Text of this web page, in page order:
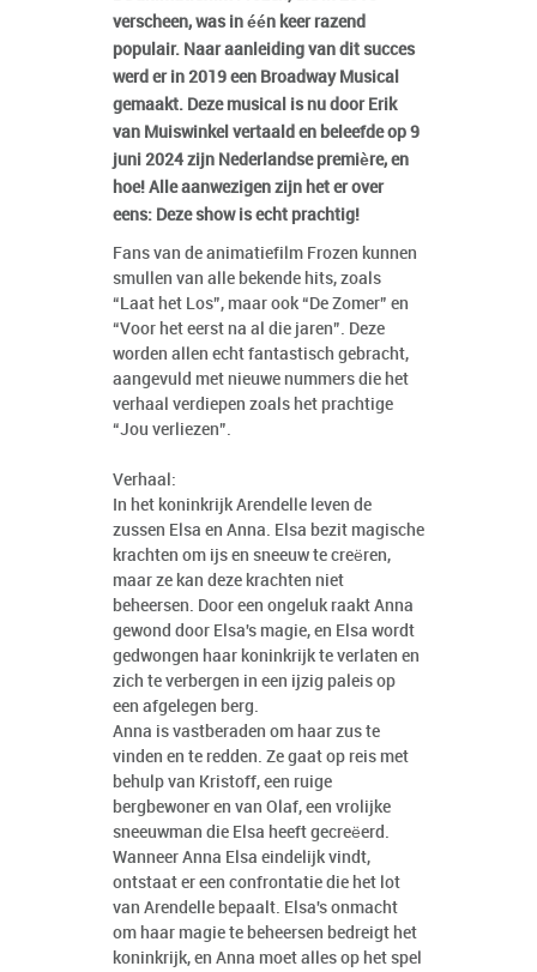
verscheen, was in één keer razend
populair. Naar aanleiding van dit succes
werd er in 2019 een Broadway Musical
gemaakt. Deze musical is nu door Erik
van Muiswinkel vertaald en beleefde op 9
juni 2024 zijn Nederlandse première, en
hoe! Alle aanwezigen zijn het er over
eens: Deze show is echt prachtig!
Fans van de animatiefilm Frozen kunnen
smullen van alle bekende hits, zoals
“Laat het Los”, maar ook “De Zomer” en
“Voor het eerst na al die jaren”. Deze
worden allen echt fantastisch gebracht,
aangevuld met nieuwe nummers die het
verhaal verdiepen zoals het prachtige
“Jou verliezen”.
Verhaal:
In het koninkrijk Arendelle leven de
zussen Elsa en Anna. Elsa bezit magische
krachten om ijs en sneeuw te creëren,
maar ze kan deze krachten niet
beheersen. Door een ongeluk raakt Anna
gewond door Elsa's magie, en Elsa wordt
gedwongen haar koninkrijk te verlaten en
zich te verbergen in een ijzig paleis op
een afgelegen berg.
Anna is vastberaden om haar zus te
vinden en te redden. Ze gaat op reis met
behulp van Kristoff, een ruige
bergbewoner en van Olaf, een vrolijke
sneeuwman die Elsa heeft gecreëerd.
Wanneer Anna Elsa eindelijk vindt,
ontstaat er een confrontatie die het lot
van Arendelle bepaalt. Elsa's onmacht
om haar magie te beheersen bedreigt het
koninkrijk, en Anna moet alles op het spel